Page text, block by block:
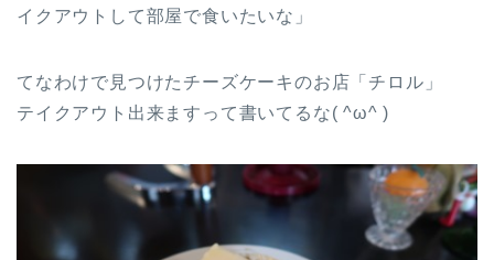
イクアウトして部屋で食いたいな」
てなわけで見つけたチーズケーキのお店「チロル」
テイクアウト出来ますって書いてるな( ^ω^ )